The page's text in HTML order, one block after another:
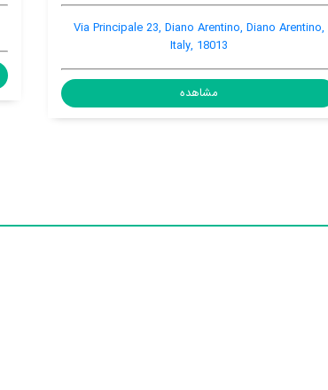
-, Diano Arentino, Diano Arentino, Italy, 18038
مشاهده